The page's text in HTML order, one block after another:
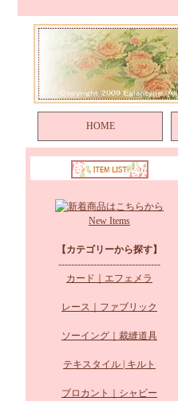
HOME
New Items
【カテゴリーから探す】
--------------------------------
カード｜エフェメラ
レース｜ファブリック
ソーイング｜裁縫道具
テキスタイル | キルト
ブロカント｜シャビー